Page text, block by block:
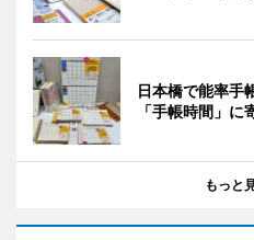
日本橋で能率
「手帳時間」に
もっと